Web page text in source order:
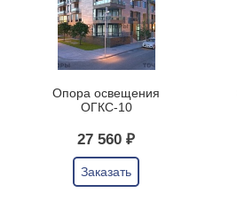
Опора освещения
ОГКС-10
27 560 ₽
Заказать